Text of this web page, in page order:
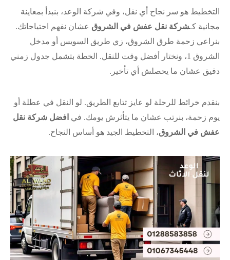
التخطيط هو سر نجاح أي نقل، وفي شركة الوعد، بنبدأ بمعاينة
مجانية كـشركة نقل عفش في الشروق عشان نفهم احتياجاتك.
بنراعي زحمة طرق الشروق، زي طريق السويس أو مدخل
الشروق 1، ونختار أفضل وقت للنقل. الخطة بتشمل جدول زمني
دقيق عشان ما يحصلش أي تأخير.
بنقدم خرائط للرحلة لو عايز تتابع الطريق. لو النقل في عطلة أو
يوم زحمة، بنرتب عشان ما يتأثرش يومك. في افضل شركة نقل
عفش في الشروق، التخطيط الجيد هو أساس النجاح.